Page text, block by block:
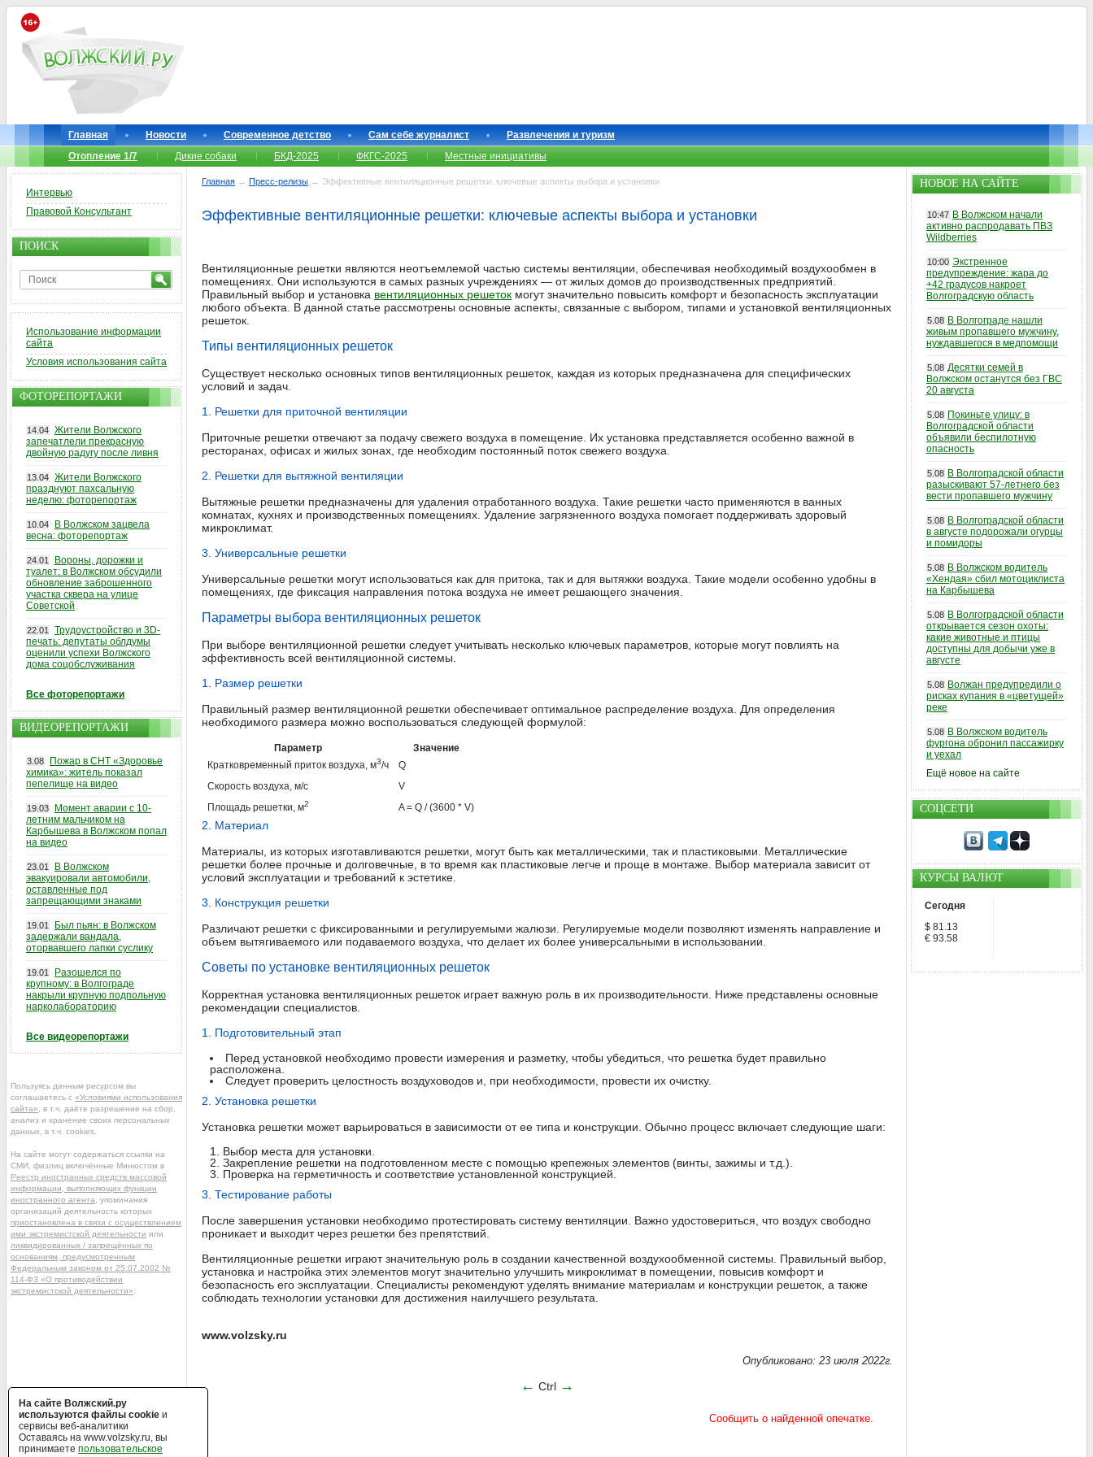
Главная Новости Современное детство Сам себе журналист
Развлечения и туризм
Отопление 1/7
Дикие собаки БКД-2025 ФКГС-2025 Местные инициативы
Главная → Пресс-релизы → Эффективные вентиляционные решетки: ключевые аспекты выбора и установки
Эффективные вентиляционные решетки: ключевые аспекты выбора и установки
Вентиляционные решетки являются неотъемлемой частью системы вентиляции, обеспечивая необходимый воздухообмен в
помещениях. Они используются в самых разных учреждениях — от жилых домов до производственных предприятий.
Правильный выбор и установка вентиляционных решеток могут значительно повысить комфорт и безопасность эксплуатации
любого объекта. В данной статье рассмотрены основные аспекты, связанные с выбором, типами и установкой вентиляционных
решеток.
Типы вентиляционных решеток
Существует несколько основных типов вентиляционных решеток, каждая из которых предназначена для специфических
условий и задач.
1. Решетки для приточной вентиляции
Приточные решетки отвечают за подачу свежего воздуха в помещение. Их установка представляется особенно важной в
ресторанах, офисах и жилых зонах, где необходим постоянный поток свежего воздуха.
2. Решетки для вытяжной вентиляции
Вытяжные решетки предназначены для удаления отработанного воздуха. Такие решетки часто применяются в ванных
комнатах, кухнях и производственных помещениях. Удаление загрязненного воздуха помогает поддерживать здоровый
микроклимат.
3. Универсальные решетки
Универсальные решетки могут использоваться как для притока, так и для вытяжки воздуха. Такие модели особенно удобны в
помещениях, где фиксация направления потока воздуха не имеет решающего значения.
Параметры выбора вентиляционных решеток
При выборе вентиляционной решетки следует учитывать несколько ключевых параметров, которые могут повлиять на
эффективность всей вентиляционной системы.
1. Размер решетки
Правильный размер вентиляционной решетки обеспечивает оптимальное распределение воздуха. Для определения
необходимого размера можно воспользоваться следующей формулой:
Параметр
Значение
Кратковременный приток воздуха, м3/ч
Q
Скорость воздуха, м/с
V
Площадь решетки, м2 A = Q / (3600 * V)
2. Материал
Материалы, из которых изготавливаются решетки, могут быть как металлическими, так и пластиковыми. Металлические
решетки более прочные и долговечные, в то время как пластиковые легче и проще в монтаже. Выбор материала зависит от
условий эксплуатации и требований к эстетике.
3. Конструкция решетки
Различают решетки с фиксированными и регулируемыми жалюзи. Регулируемые модели позволяют изменять направление и
объем вытягиваемого или подаваемого воздуха, что делает их более универсальными в использовании.
Советы по установке вентиляционных решеток
Корректная установка вентиляционных решеток играет важную роль в их производительности. Ниже представлены основные
рекомендации специалистов.
1. Подготовительный этап
Перед установкой необходимо провести измерения и разметку, чтобы убедиться, что решетка будет правильно
расположена.
Следует проверить целостность воздуховодов и, при необходимости, провести их очистку.
2. Установка решетки
Установка решетки может варьироваться в зависимости от ее типа и конструкции. Обычно процесс включает следующие шаги:
Выбор места для установки.
Закрепление решетки на подготовленном месте с помощью крепежных элементов (винты, зажимы и т.д.).
Проверка на герметичность и соответствие установленной конструкцией.
3. Тестирование работы
После завершения установки необходимо протестировать систему вентиляции. Важно удостовериться, что воздух свободно
проникает и выходит через решетки без препятствий.
Вентиляционные решетки играют значительную роль в создании качественной воздухообменной системы. Правильный выбор,
установка и настройка этих элементов могут значительно улучшить микроклимат в помещении, повысив комфорт и
безопасность его эксплуатации. Специалисты рекомендуют уделять внимание материалам и конструкции решеток, а также
соблюдать технологии установки для достижения наилучшего результата.
www.volzsky.ru
Опубликовано: 23 июля 2022г.
← Ctrl →
Интервью
Правовой Консультант
ПОИСК
Использование информации
сайта
Условия использования сайта
ФОТОРЕПОРТАЖИ
14.04 Жители Волжского
запечатлели прекрасную
двойную радугу после ливня
13.04 Жители Волжского
празднуют пахсальную
неделю: фоторепортаж
10.04
В Волжском зацвела
весна: фоторепортаж
24.01
Вороны, дорожки и
туалет: в Волжском обсудили
обновление заброшенного
участка сквера на улице
Советской
22.01
Трудоустройство и 3D-
печать: депутаты облдумы
оценили успехи Волжского
дома соцобслуживания
Все фоторепортажи
ВИДЕОРЕПОРТАЖИ
3.08
Пожар в СНТ «Здоровье
химика»: житель показал
пепелище на видео
19.03
Момент аварии с 10-
летним мальчиком на
Карбышева в Волжском попал
на видео
23.01
В Волжском
эвакуировали автомобили,
оставленные под
запрещающими знаками
19.01
Был пьян: в Волжском
задержали вандала,
оторвавшего лапки суслику
19.01
Разошелся по
крупному: в Волгограде
накрыли крупную подпольную
нарколабораторию
Все видеорепортажи
Пользуясь данным ресурсом вы
соглашаетесь с «Условиями использования
сайта» , в т.ч. даёте разрешение на сбор,
анализ и хранение своих персональных
данных, в т.ч. cookies.
На сайте могут содержаться ссылки на
СМИ, физлиц включённые Минюстом в
Реестр иностранных средств массовой
информации, выполняющих функции
иностранного агента , упоминания
организаций деятельность которых
приостановлена в связи с осуществлением
ими экстремистской деятельности или
ликвидированных / запрещённых по
основаниям, предусмотренным
Федеральным законом от 25.07.2002 №
114-ФЗ «О противодействии
экстремистской деятельности»
НОВОЕ НА САЙТЕ
10:47 В Волжском начали
активно распродавать ПВЗ
Wildberries
10:00 Экстренное
предупреждение: жара до
+42 градусов накроет
Волгоградскую область
5.08 В Волгограде нашли
живым пропавшего мужчину,
нуждавшегося в медпомощи
5.08 Десятки семей в
Волжском останутся без ГВС
20 августа
5.08 Покиньте улицу: в
Волгоградской области
объявили беспилотную
опасность
5.08 В Волгоградской области
разыскивают 57-летнего без
вести пропавшего мужчину
5.08 В Волгоградской области
в августе подорожали огурцы
и помидоры
5.08 В Волжском водитель
«Хендая» сбил мотоциклиста
на Карбышева
5.08 В Волгоградской области
открывается сезон охоты:
какие животные и птицы
доступны для добычи уже в
августе
5.08 Волжан предупредили о
рисках купания в «цветущей»
реке
5.08 В Волжском водитель
фургона обронил пассажирку
и уехал
Ещё новое на сайте
СОЦСЕТИ
КУРСЫ ВАЛЮТ
Сегодня
$ 81.13
€ 93.58
На сайте Волжский.ру
используются файлы cookie и
сервисы веб-аналитики
Оставаясь на www.volzsky.ru, вы
принимаете пользовательское